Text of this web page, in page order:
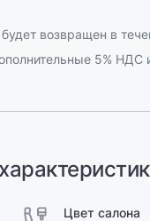
возвращен в
5% НДС
Цвет салона